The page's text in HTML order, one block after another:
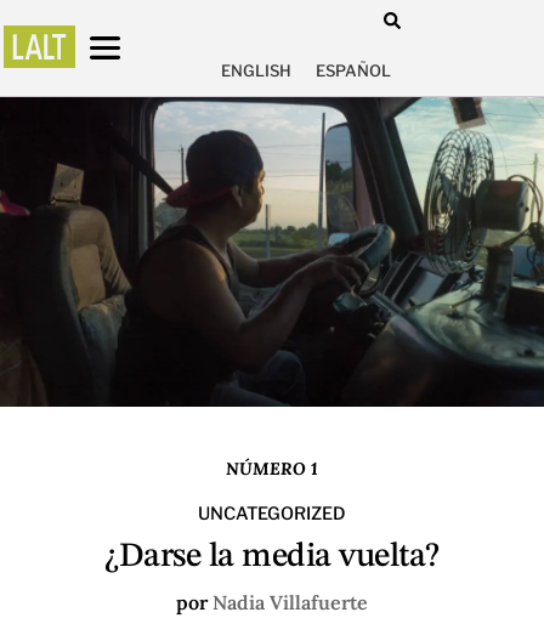
ENGLISH ESPAÑOL
NÚMERO 1
UNCATEGORIZED
¿Darse la media vuelta?
porNadia Villafuerte